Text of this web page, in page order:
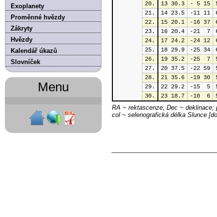
Exoplanety
Proměnné hvězdy
Zákryty
Hvězdy
Kalendář úkazů
Slovníček
Menu
20.
13 30.3 - 5 15
21.
14 23.5 -11 11
22.
15 20.1 -16 37
23.
16 20.4 -21  7
24.
17 24.2 -24 12
25.
18 29.9 -25 34
26.
19 35.2 -25  7
27.
20 37.5 -22 59
28.
21 35.6 -19 30
29.
22 29.2 -15  5
30.
23 18.7 -10  6
RA ~ rektascenze; Dec ~
col ~ selenografická délka Slunce